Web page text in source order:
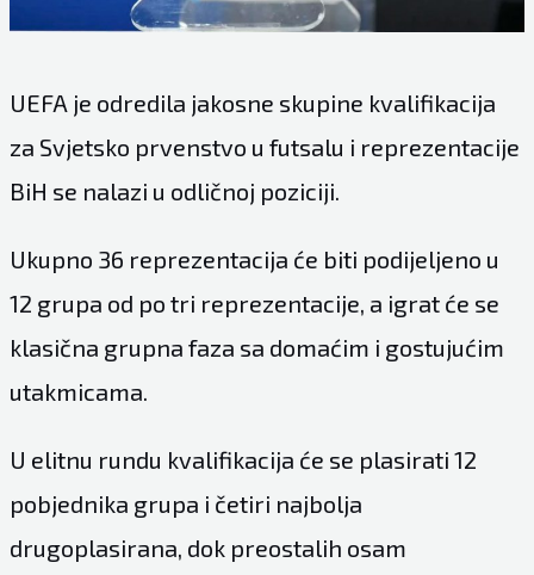
UEFA je odredila jakosne skupine kvalifikacija
za Svjetsko prvenstvo u futsalu i reprezentacije
BiH se nalazi u odličnoj poziciji.
Ukupno 36 reprezentacija će biti podijeljeno u
12 grupa od po tri reprezentacije, a igrat će se
klasična grupna faza sa domaćim i gostujućim
utakmicama.
U elitnu rundu kvalifikacija će se plasirati 12
pobjednika grupa i četiri najbolja
drugoplasirana, dok preostalih osam